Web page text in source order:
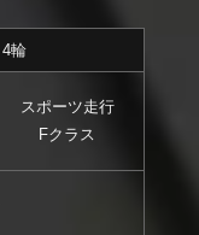
4輪
スポーツ走行
Fクラス